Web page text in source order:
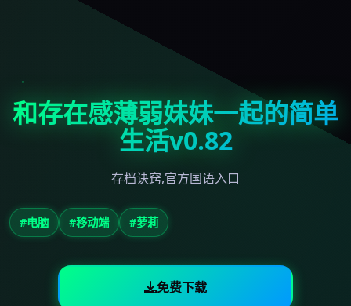
和存在感薄弱妹妹一起的简单
生活v0.82
存档诀窍,官方国语入口
#电脑 #移动端 #萝莉
免费下载